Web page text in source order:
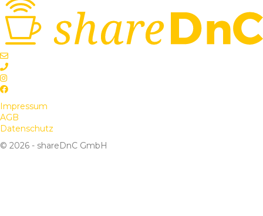
Impressum
AGB
Datenschutz
© 2026 - shareDnC GmbH